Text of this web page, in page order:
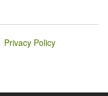
Privacy Policy